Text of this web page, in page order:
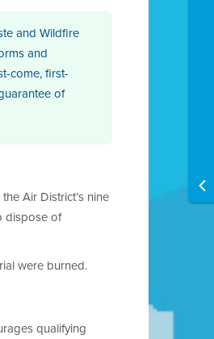
and Wildfire
and
come, first-
of
Air District’s nine
dispose of
were burned.
qualifying